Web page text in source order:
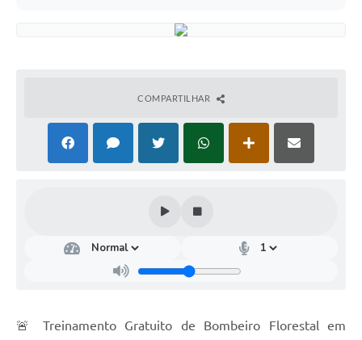
COMPARTILHAR
🚨 Treinamento Gratuito de Bombeiro Florestal em